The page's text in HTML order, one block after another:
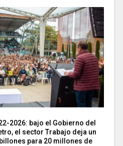
2026: bajo el Gobierno del
el sector Trabajo deja un
para 20 millones de